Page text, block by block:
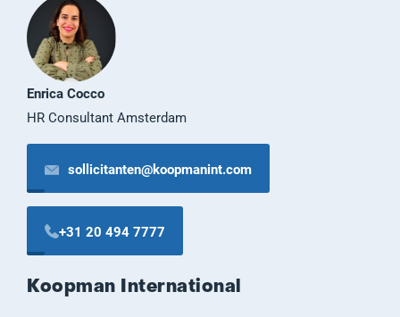
Enrica Cocco
HR Consultant Amsterdam
sollicitanten@koopmanint.com
+31 20 494 7777
Koopman International